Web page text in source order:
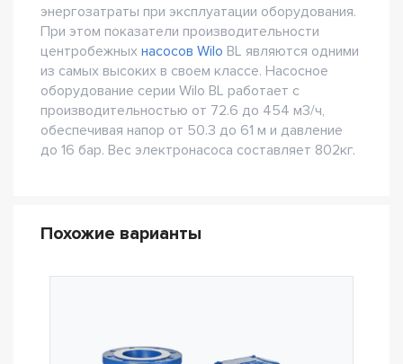
энергозатраты при эксплуатации оборудования.
При этом показатели производительности
центробежных насосов Wilo BL являются одними
из самых высоких в своем классе. Насосное
оборудование серии Wilo BL работает с
производительностью от 72.6 до 454 м3/ч,
обеспечивая напор от 50.3 до 61 м и давление
до 16 бар. Вес электронасоса составляет 802кг.
Похожие варианты